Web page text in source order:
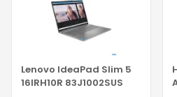
Lenovo IdeaPad Slim 5
16IRH10R 83J1002SUS